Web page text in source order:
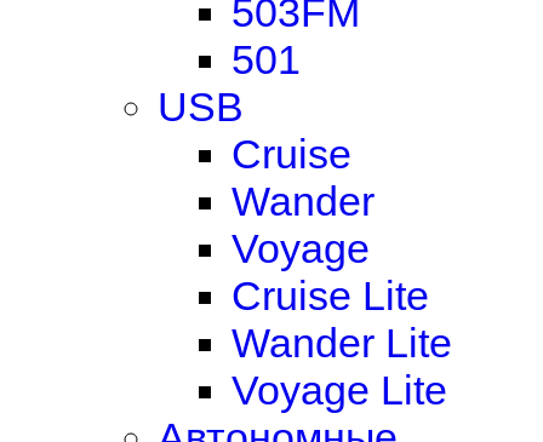
503FM
501
USB
Cruise
Wander
Voyage
Cruise Lite
Wander Lite
Voyage Lite